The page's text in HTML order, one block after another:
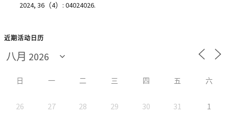
2024, 36（4）: 04024026.
近期活动日历
日 一 二 三 四 五 六
26 27 28 29 30 31 1